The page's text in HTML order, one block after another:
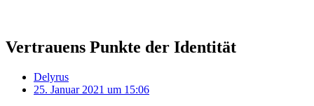
Vertrauens Punkte der Identität
Delyrus
25. Januar 2021 um 15:06